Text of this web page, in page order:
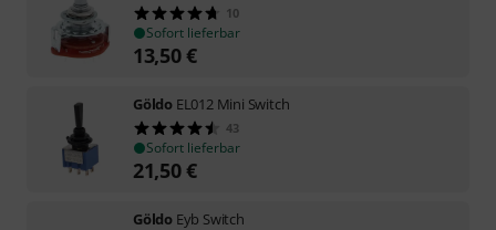
10
Sofort lieferbar
13,50€
Göldo EL012 Mini Switch
43
Sofort lieferbar
21,50€
Göldo Eyb Switch